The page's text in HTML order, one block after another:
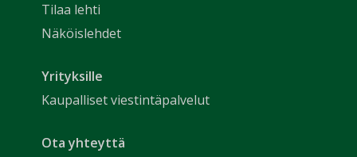
Tilaa lehti
Näköislehdet
Yrityksille
Kaupalliset viestintäpalvelut
Ota yhteyttä